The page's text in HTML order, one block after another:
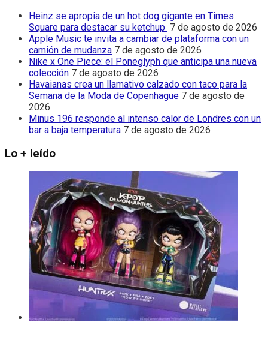
Heinz se apropia de un hot dog gigante en Times
Square para destacar su ketchup 7 de agosto de 2026
Apple Music te invita a cambiar de plataforma con un
camión de mudanza 7 de agosto de 2026
Nike x One Piece: el Poneglyph que anticipa una nueva
colección 7 de agosto de 2026
Havaianas crea un llamativo calzado con taco para la
Semana de la Moda de Copenhague 7 de agosto de
2026
Minus 196 responde al intenso calor de Londres con un
bar a baja temperatura 7 de agosto de 2026
Lo + leído